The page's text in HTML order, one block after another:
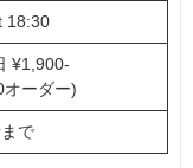
18:30
¥1,900-
ーダー)
で